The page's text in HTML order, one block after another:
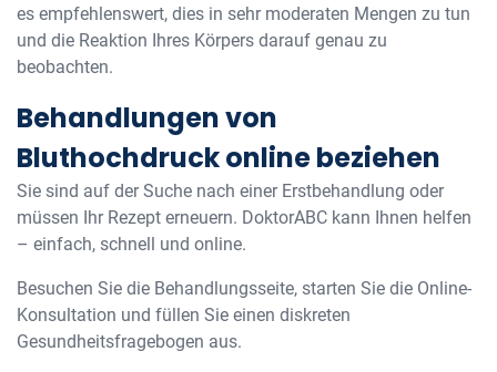
es empfehlenswert, dies in sehr moderaten Mengen zu tun
und die Reaktion Ihres Körpers darauf genau zu
beobachten.
Behandlungen von
Bluthochdruck online beziehen
Sie sind auf der Suche nach einer Erstbehandlung oder
müssen Ihr Rezept erneuern. DoktorABC kann Ihnen helfen
– einfach, schnell und online.
Besuchen Sie die Behandlungsseite, starten Sie die Online-
Konsultation und füllen Sie einen diskreten
Gesundheitsfragebogen aus.